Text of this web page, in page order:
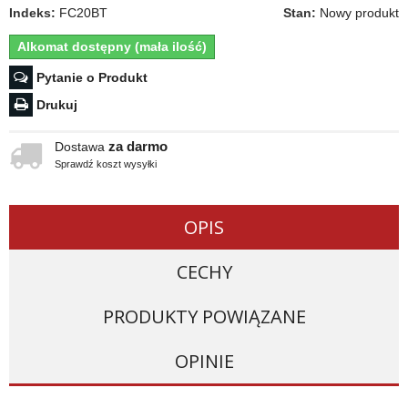
Indeks: FC20BT Stan: Nowy produkt
Alkomat dostępny (mała ilość)
Pytanie o Produkt
Drukuj
Dostawa za darmo
Sprawdź koszt wysyłki
OPIS
CECHY
PRODUKTY POWIĄZANE
OPINIE